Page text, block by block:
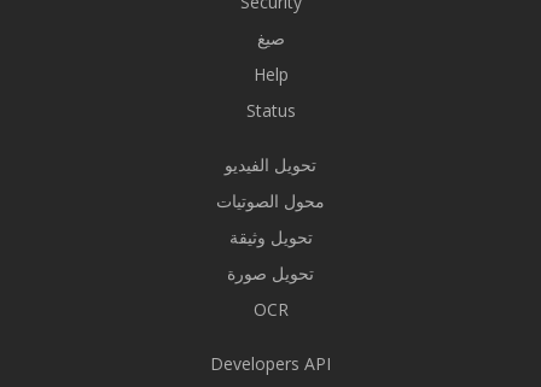
صيغ
Help
Status
تحويل الفيديو
محول الصوتيات
تحويل وثيقة
تحويل صورة
OCR
Developers API